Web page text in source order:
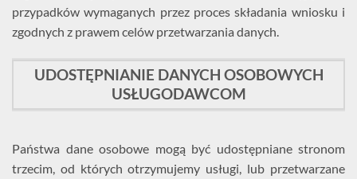
przypadków wymaganych przez proces składania wniosku i
zgodnych z prawem celów przetwarzania danych.
UDOSTĘPNIANIE DANYCH OSOBOWYCH
USŁUGODAWCOM
Państwa dane osobowe mogą być udostępniane stronom
trzecim, od których otrzymujemy usługi, lub przetwarzane